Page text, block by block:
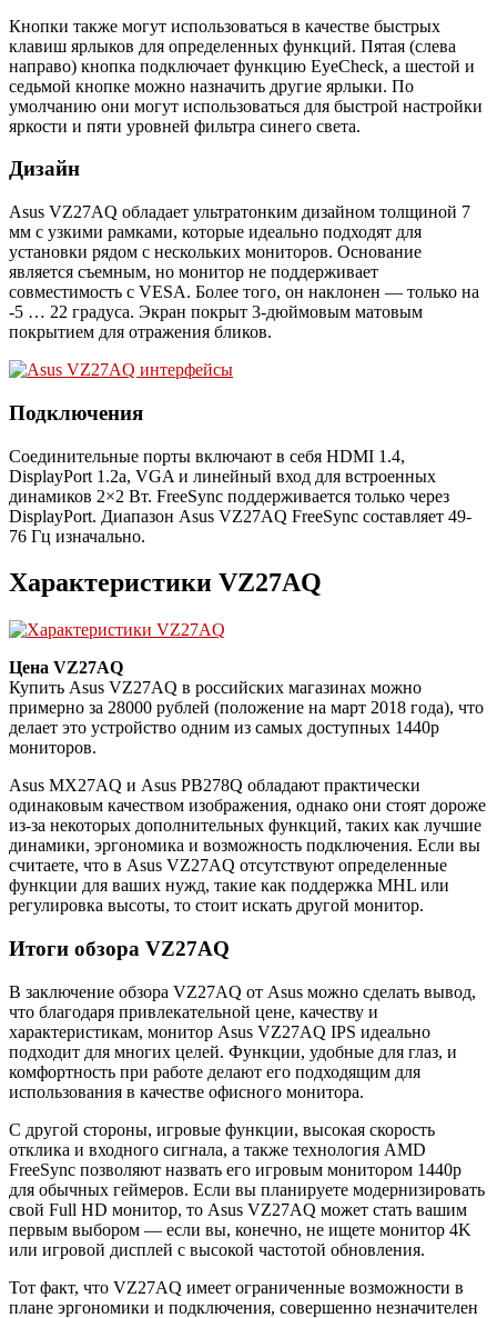
Кнопки также могут использоваться в качестве быстрых
клавиш ярлыков для определенных функций. Пятая (слева
направо) кнопка подключает функцию EyeCheck, а шестой и
седьмой кнопке можно назначить другие ярлыки. По
умолчанию они могут использоваться для быстрой настройки
яркости и пяти уровней фильтра синего света.
Дизайн
Asus VZ27AQ обладает ультратонким дизайном толщиной 7
мм с узкими рамками, которые идеально подходят для
установки рядом с нескольких мониторов. Основание
является съемным, но монитор не поддерживает
совместимость с VESA. Более того, он наклонен — только на
-5 … 22 градуса. Экран покрыт 3-дюймовым матовым
покрытием для отражения бликов.
Подключения
Соединительные порты включают в себя HDMI 1.4,
DisplayPort 1.2a, VGA и линейный вход для встроенных
динамиков 2×2 Вт. FreeSync поддерживается только через
DisplayPort. Диапазон Asus VZ27AQ FreeSync составляет 49-
76 Гц изначально.
Характеристики VZ27AQ
Цена VZ27AQ
Купить Asus VZ27AQ в российских магазинах можно
примерно за 28000 рублей (положение на март 2018 года), что
делает это устройство одним из самых доступных 1440p
мониторов.
Asus MX27AQ и Asus PB278Q обладают практически
одинаковым качеством изображения, однако они стоят дороже
из-за некоторых дополнительных функций, таких как лучшие
динамики, эргономика и возможность подключения. Если вы
считаете, что в Asus VZ27AQ отсутствуют определенные
функции для ваших нужд, такие как поддержка MHL или
регулировка высоты, то стоит искать другой монитор.
Итоги обзора VZ27AQ
В заключение обзора VZ27AQ от Asus можно сделать вывод,
что благодаря привлекательной цене, качеству и
характеристикам, монитор Asus VZ27AQ IPS идеально
подходит для многих целей. Функции, удобные для глаз, и
комфортность при работе делают его подходящим для
использования в качестве офисного монитора.
С другой стороны, игровые функции, высокая скорость
отклика и входного сигнала, а также технология AMD
FreeSync позволяют назвать его игровым монитором 1440p
для обычных геймеров. Если вы планируете модернизировать
свой Full HD монитор, то Asus VZ27AQ может стать вашим
первым выбором — если вы, конечно, не ищете монитор 4K
или игровой дисплей с высокой частотой обновления.
Тот факт, что VZ27AQ имеет ограниченные возможности в
плане эргономики и подключения, совершенно незначителен